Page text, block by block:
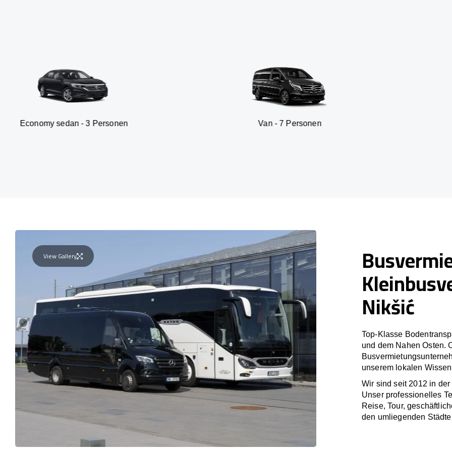
sedan - 3 Personen Van - 7 Personen SUV -
View Gallery
Nikšić
Top-Klasse
und dem Nahen Osten.
unserem lokalen
Wir sind seit 2012 in
Unser professionelles
Reise, Tour,
den umliegenden